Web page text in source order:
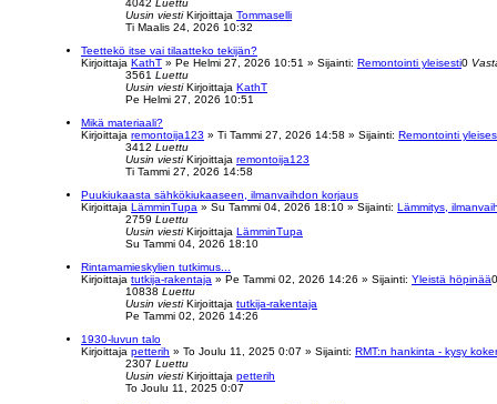
4042 Luettu
Uusin viesti Kirjoittaja Tommaselli
Ti Maalis 24, 2026 10:32
Teettekö itse vai tilaatteko tekijän?
Kirjoittaja KathT » Pe Helmi 27, 2026 10:51 » Sijainti: Remontointi yleisesti0
3561 Luettu
Uusin viesti Kirjoittaja KathT
Pe Helmi 27, 2026 10:51
Mikä materiaali?
Kirjoittaja remontoija123 » Ti Tammi 27, 2026 14:58 » Sijainti: Remontointi
3412 Luettu
Uusin viesti Kirjoittaja remontoija123
Ti Tammi 27, 2026 14:58
Puukiukaasta sähkökiukaaseen, ilmanvaihdon korjaus
Kirjoittaja LämminTupa » Su Tammi 04, 2026 18:10 » Sijainti: Lämmitys,
2759 Luettu
Uusin viesti Kirjoittaja LämminTupa
Su Tammi 04, 2026 18:10
Rintamamieskylien tutkimus...
Kirjoittaja tutkija-rakentaja » Pe Tammi 02, 2026 14:26 » Sijainti: Yleistä höpinää
10838 Luettu
Uusin viesti Kirjoittaja tutkija-rakentaja
Pe Tammi 02, 2026 14:26
1930-luvun talo
Kirjoittaja petterih » To Joulu 11, 2025 0:07 » Sijainti: RMT:n hankinta - kysy
2307 Luettu
Uusin viesti Kirjoittaja petterih
To Joulu 11, 2025 0:07